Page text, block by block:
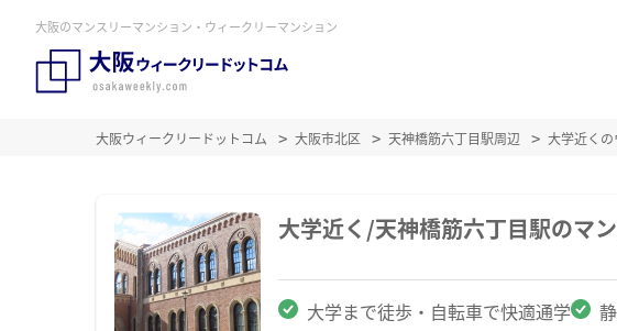
大阪のマンスリーマンション・ウィークリーマンション
大阪ウィークリードットコム 大阪市北区 天神橋筋六丁目駅周辺 大学近く
大学近く/天神橋筋六丁目駅のマ
大学まで徒歩・自転車で快適通学